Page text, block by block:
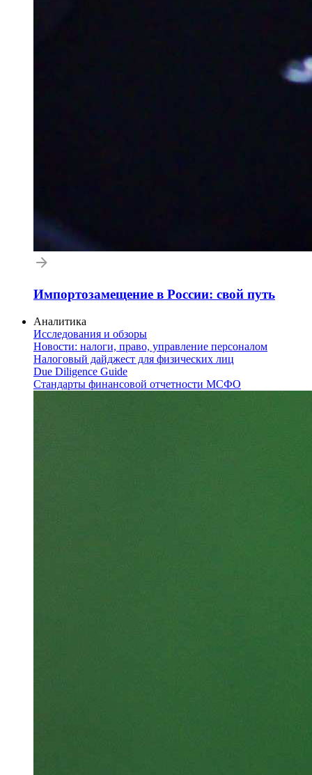
Импортозамещение в России: свой путь
Аналитика
Исследования и обзоры
Новости: налоги, право, управление персоналом
Налоговый дайджест для физических лиц
Due Diligence Guide
Стандарты финансовой отчетности МСФО